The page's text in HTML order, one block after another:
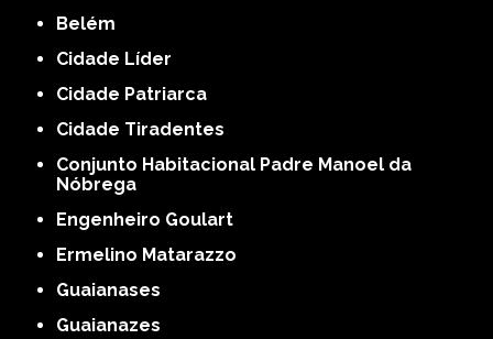
Belém
Cidade Líder
Cidade Patriarca
Cidade Tiradentes
Conjunto Habitacional Padre Manoel da
Nóbrega
Engenheiro Goulart
Ermelino Matarazzo
Guaianases
Guaianazes